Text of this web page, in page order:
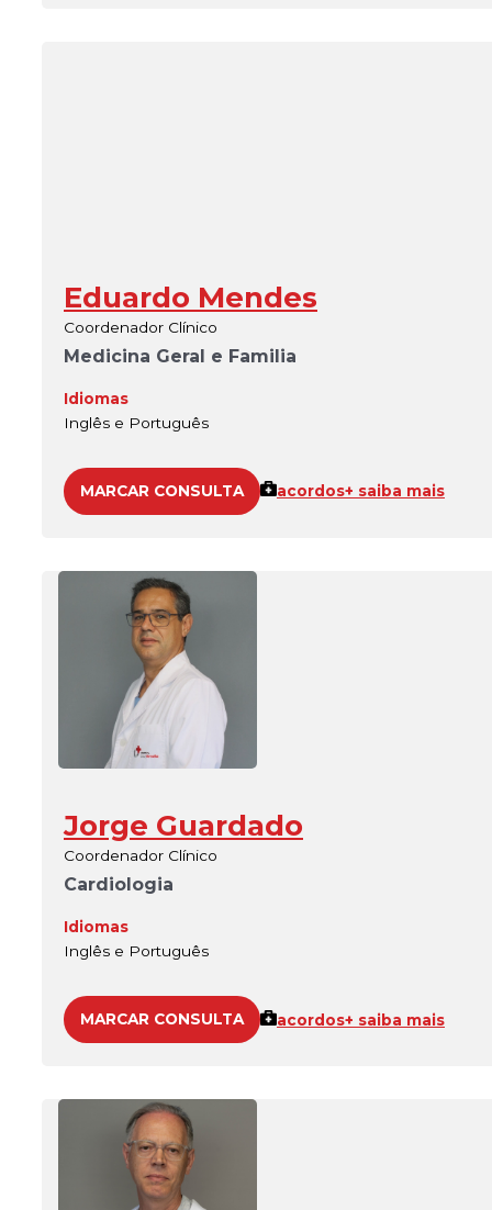
Eduardo Mendes
Coordenador Clínico
Medicina Geral e Familia
Idiomas
Inglês e Português
MARCAR CONSULTA acordos+ saiba mais
Jorge Guardado
Coordenador Clínico
Cardiologia
Idiomas
Inglês e Português
MARCAR CONSULTA acordos+ saiba mais